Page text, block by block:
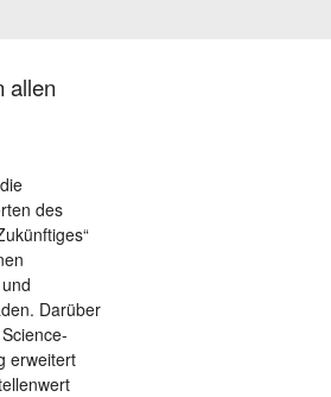
allen
des
Darüber
erweitert